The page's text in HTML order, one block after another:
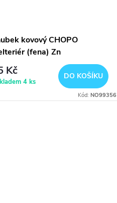
kovový CHOPO
(fena) Zn
Kč
4 ks
DO KOŠÍKU
Kód:NO99356